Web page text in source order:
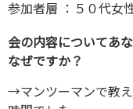
参加者層 ：５０代女
会の内容についてあ
なぜですか？
→マンツーマンで教